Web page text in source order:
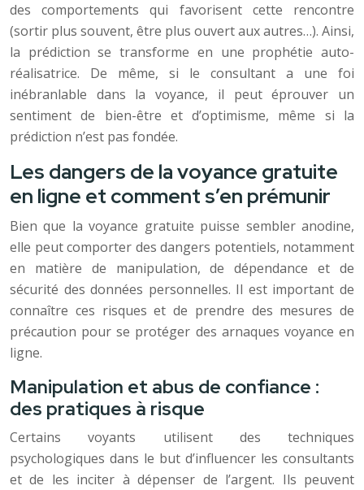
des comportements qui favorisent cette rencontre
(sortir plus souvent, être plus ouvert aux autres…). Ainsi,
la prédiction se transforme en une prophétie auto-
réalisatrice. De même, si le consultant a une foi
inébranlable dans la voyance, il peut éprouver un
sentiment de bien-être et d’optimisme, même si la
prédiction n’est pas fondée.
Les dangers de la voyance gratuite
en ligne et comment s’en prémunir
Bien que la voyance gratuite puisse sembler anodine,
elle peut comporter des dangers potentiels, notamment
en matière de manipulation, de dépendance et de
sécurité des données personnelles. Il est important de
connaître ces risques et de prendre des mesures de
précaution pour se protéger des arnaques voyance en
ligne.
Manipulation et abus de confiance :
des pratiques à risque
Certains voyants utilisent des techniques
psychologiques dans le but d’influencer les consultants
et de les inciter à dépenser de l’argent. Ils peuvent